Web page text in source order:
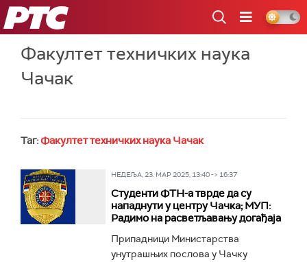
РТС
Факултет техничких наука
Чачак
Таг:Факултет техничких наука Чачак
НЕДЕЉА, 23. МАР 2025, 13:40 -> 16:37
Студенти ФТН-а тврде да су
нападнути у центру Чачка; МУП:
Радимо на расветљавању догађаја
Припадници Министарства
унутрашњих послова у Чачку